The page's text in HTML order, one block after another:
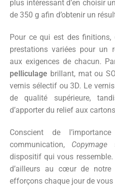
plus intéressant d’en choisir
de 350 g afin d’obtenir un
Pour ce qui est des finitions,
prestations variées pour un
aux exigences de chacun.
pelliculage brillant, mat ou
vernis sélectif ou 3D. Le
de qualité supérieure,
d’apporter du relief aux
Conscient de
communication, Copymage
dispositif qui vous
d’ailleurs au cœur de
efforçons chaque jour de